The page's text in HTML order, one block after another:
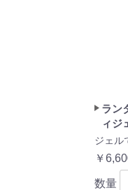
ラン
ィジ
ジェル
￥
数量